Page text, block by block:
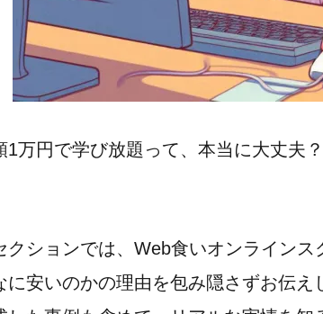
1万円で学び放題って、本当に大丈夫
クションでは、Web食いオンライン
に安いのかの理由を包み隠さずお伝